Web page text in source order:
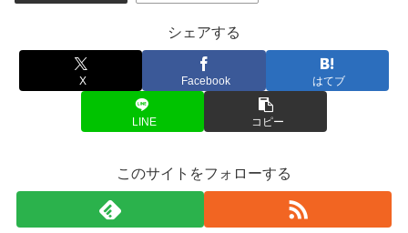
シェアする
X Facebook はてブ
LINE コピー
このサイトをフォローする